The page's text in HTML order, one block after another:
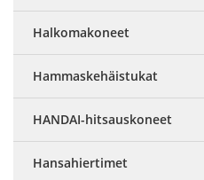
Halkomakoneet
Hammaskehäistukat
HANDAI-hitsauskoneet
Hansahiertimet